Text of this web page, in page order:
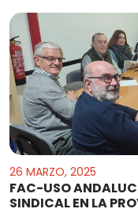
26 MARZO, 2025
FAC-USO
SINDICAL EN LA